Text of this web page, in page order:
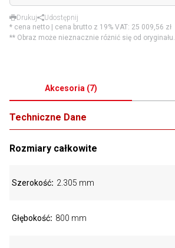
Drukuj
Udostępnij
* cena netto | cena brutto z 19% VAT: 25 009,56 zł
** Obraz może nieznacznie różnić się od oryginału.
Akcesoria (7)
Techniczne Dane
Rozmiary całkowite
Szerokość 2.305 mm
Głębokość 800 mm